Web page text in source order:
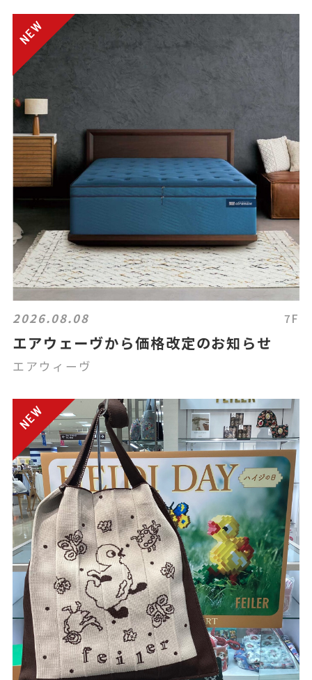
2026.08.08 7F
エアウェーヴから価格改定のお知らせ
エアウィーヴ